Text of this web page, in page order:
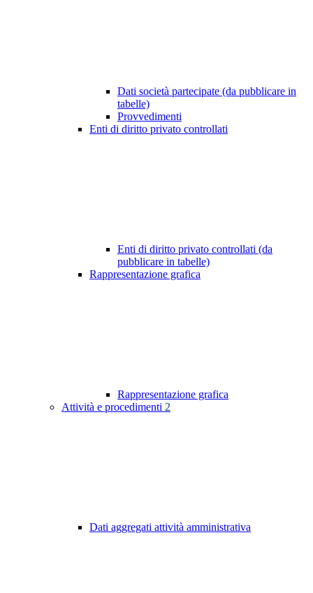
Dati società partecipate (da pubblicare in
tabelle)
Provvedimenti
Enti di diritto privato controllati
Enti di diritto privato controllati (da
pubblicare in tabelle)
Rappresentazione grafica
Rappresentazione grafica
Attività e procedimenti 2
Dati aggregati attività amministrativa